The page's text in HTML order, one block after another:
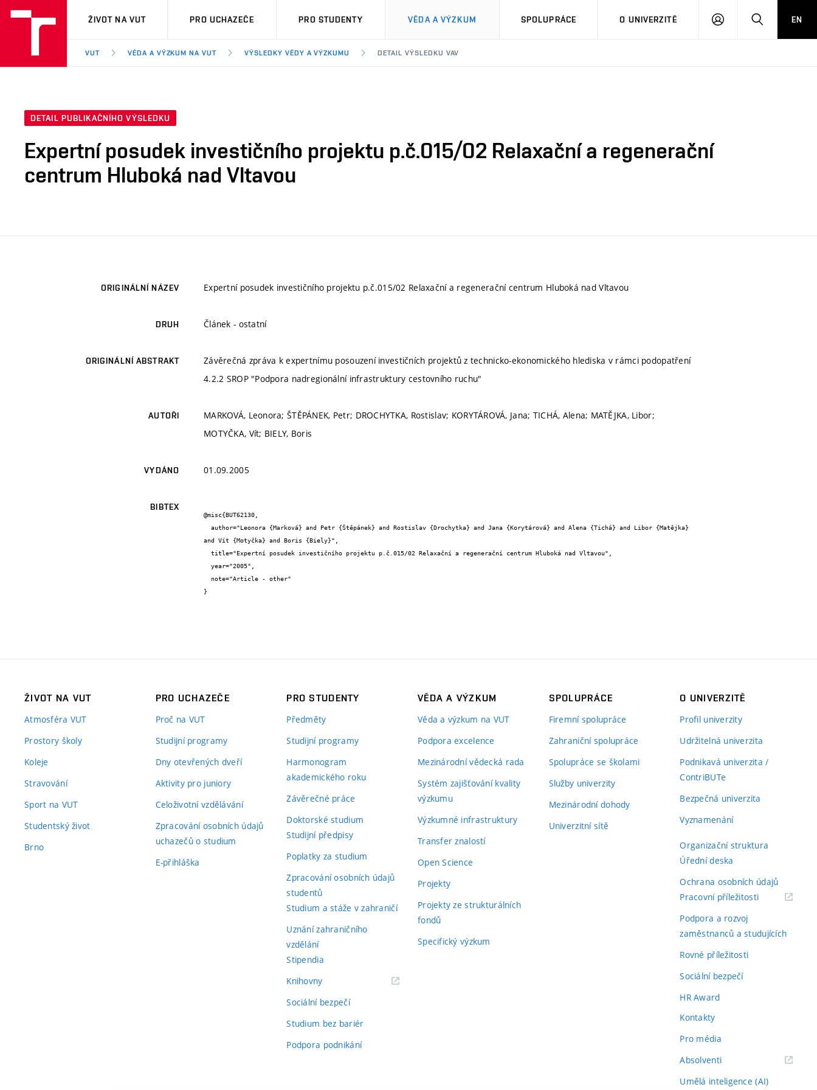
VUT
ŽIVOT NA VUT PRO UCHAZEČE PRO STUDENTY VĚDA A VÝZKUM SPOLUPRÁCE O UNIVERZITĚ
PŘIHLÁSIT HLEDATEN
VUT VĚDA A VÝZKUM NA VUT VÝSLEDKY VĚDY A VÝZKUMU DETAIL VÝSLEDKU VAV
DETAIL PUBLIKAČNÍHO VÝSLEDKU
Expertní posudek investičního projektu p.č.015/02 Relaxační a regenerační
centrum Hluboká nad Vltavou
ORIGINÁLNÍ NÁZEV Expertní posudek investičního projektu p.č.015/02 Relaxační a regenerační centrum Hluboká nad Vltavou
DRUH Článek - ostatní
ORIGINÁLNÍ ABSTRAKT
Závěrečná zpráva k expertnímu posouzení investičních projektů z technicko-ekonomického hlediska v rámci podopatření
4.2.2 SROP "Podpora nadregionální infrastruktury cestovního ruchu"
AUTOŘI
MARKOVÁ, Leonora; ŠTĚPÁNEK, Petr; DROCHYTKA, Rostislav; KORYTÁROVÁ, Jana; TICHÁ, Alena; MATĚJKA, Libor;
MOTYČKA, Vít; BIELY, Boris
VYDÁNO 01.09.2005
BIBTEX
@misc{BUT62130,
and Vít {Motyčka} and Boris {Biely}",
}
ŽIVOT NA VUT
Atmosféra VUT
Prostory školy
Koleje
Stravování
Sport na VUT
Studentský život
Brno
PRO UCHAZEČE
Proč na VUT
Studijní programy
Dny otevřených dveří
Aktivity pro juniory
Celoživotní vzdělávání
Zpracování osobních údajů
uchazečů o studium
E-přihláška
PRO STUDENTY
Předměty
Studijní programy
Harmonogram
akademického roku
Závěrečné práce
Doktorské studium
Studijní předpisy
Poplatky za studium
Zpracování osobních údajů
studentů
Studium a stáže v zahraničí
Uznání zahraničního
vzdělání
Stipendia
Knihovny(externí
Sociální bezpečí
Studium bez bariér
Podpora podnikání
VĚDA A VÝZKUM
Věda a výzkum na VUT
Podpora excelence
Mezinárodní vědecká rada
Systém zajišťování kvality
výzkumu
Výzkumné infrastruktury
Transfer znalostí
Open Science
Projekty
Projekty ze strukturálních
fondů
Specifický výzkum
SPOLUPRÁCE
Firemní spolupráce
Zahraniční spolupráce
Spolupráce se školami
Služby univerzity
Mezinárodní dohody
Univerzitní sítě
O UNIVERZITĚ
Profil univerzity
Udržitelná univerzita
Podnikavá univerzita /
ContriBUTe
Bezpečná univerzita
Vyznamenání
Organizační struktura
Úřední deska
Ochrana osobních údajů
Pracovní příležitosti(externí
Podpora a rozvoj
zaměstnanců a studujících
Rovné příležitosti
Sociální bezpečí
HR Award
Kontakty
Pro média
Absolventi(externí
Umělá inteligence (AI)